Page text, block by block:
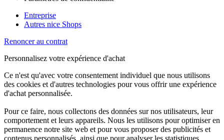
Entreprise
Autres nice Shops
Renoncer au contrat
Personnalisez votre expérience d'achat
Ce n'est qu'avec votre consentement individuel que nous utilisons
des cookies et d'autres technologies pour vous offrir une expérience
d'achat personnalisée.
Pour ce faire, nous collectons des données sur nos utilisateurs, leur
comportement et leurs appareils. Nous les utilisons pour optimiser en
permanence notre site web et pour vous proposer des publicités et
contenus personnalisés, ainsi que pour analyser les statistiques